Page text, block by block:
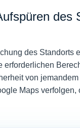
des
des Standorts
erforderlichen
von
Maps